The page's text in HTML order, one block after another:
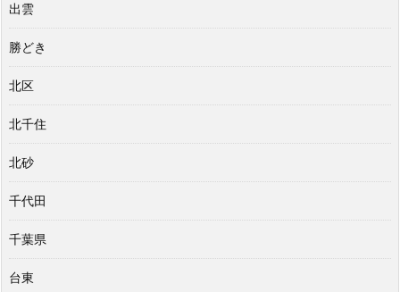
出雲
勝どき
北区
北千住
北砂
千代田
千葉県
台東